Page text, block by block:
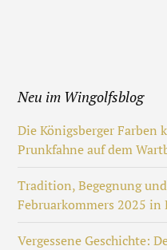
Neu im Wingolfsblog
Die Königsberger Farben
Prunkfahne auf dem
Tradition, Begegnung
Februarkommers 2025 in
Vergessene Geschichte: